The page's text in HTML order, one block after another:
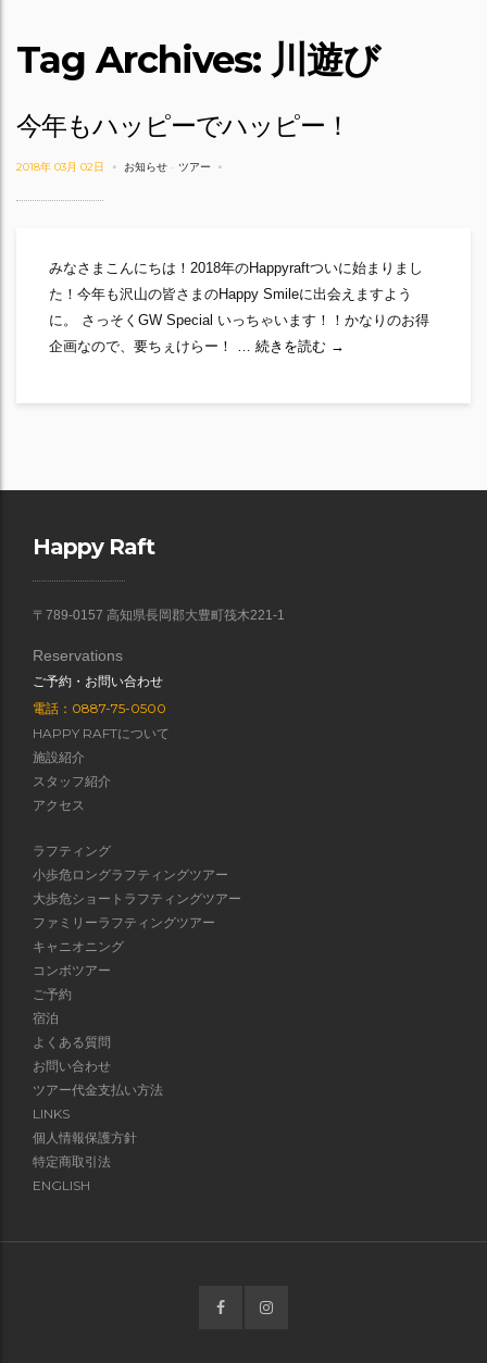
Tag Archives: 川遊び
今年もハッピーでハッピー！
2018年 03月 02日 お知らせ - ツアー
みなさまこんにちは！2018年のHappyraftついに始まりまし
た！今年も沢山の皆さまのHappy Smileに出会えますよう
に。 さっそくGW Special いっちゃいます！！かなりのお得
企画なので、要ちぇけらー！ … 続きを読む 今年もハッピーでハッ
→
Happy Raft
〒789-0157 高知県長岡郡大豊町筏木221-1
Reservations
ご予約・お問い合わせ
電話：0887-75-0500
HAPPY RAFTについて
施設紹介
スタッフ紹介
アクセス
ラフティング
小歩危ロングラフティングツアー
大歩危ショートラフティングツアー
ファミリーラフティングツアー
キャニオニング
コンボツアー
ご予約
宿泊
よくある質問
お問い合わせ
ツアー代金支払い方法
LINKS
個人情報保護方針
特定商取引法
ENGLISH